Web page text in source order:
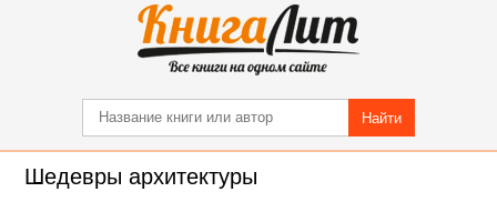
Найти
Шедевры архитектуры